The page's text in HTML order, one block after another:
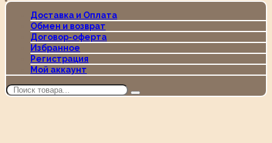
Доставка и Оплата
Обмен и возврат
Договор-оферта
Избранное
Регистрация
Мой аккаунт